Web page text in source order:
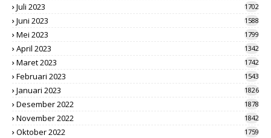
Juli 2023 1702
Juni 2023 1588
Mei 2023 1799
April 2023 1342
Maret 2023 1742
Februari 2023 1543
Januari 2023 1826
Desember 2022 1878
November 2022 1842
Oktober 2022 1759